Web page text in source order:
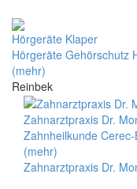
Hörgeräte Klaper
Hörgeräte Gehörschutz
(mehr)
Reinbek
Zahnarztpraxis Dr.
Zahnheilkunde
(mehr)
Zahnarztpraxis Dr.